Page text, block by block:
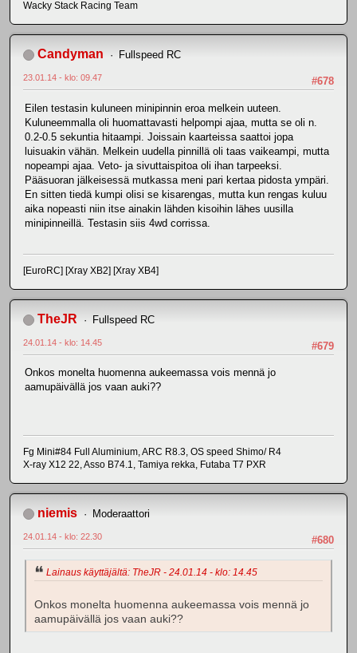
Wacky Stack Racing Team
Candyman Fullspeed RC
#678
23.01.14 - klo: 09.47
Eilen testasin kuluneen minipinnin eroa melkein uuteen.
Kuluneemmalla oli huomattavasti helpompi ajaa, mutta se oli n.
0.2-0.5 sekuntia hitaampi. Joissain kaarteissa saattoi jopa
luisuakin vähän. Melkein uudella pinnillä oli taas vaikeampi, mutta
nopeampi ajaa. Veto- ja sivuttaispitoa oli ihan tarpeeksi.
Pääsuoran jälkeisessä mutkassa meni pari kertaa pidosta ympäri.
En sitten tiedä kumpi olisi se kisarengas, mutta kun rengas kuluu
aika nopeasti niin itse ainakin lähden kisoihin lähes uusilla
minipinneillä. Testasin siis 4wd corrissa.
[EuroRC] [Xray XB2] [Xray XB4]
TheJR Fullspeed RC
#679
24.01.14 - klo: 14.45
Onkos monelta huomenna aukeemassa vois mennä jo
aamupäivällä jos vaan auki??
Fg Mini#84 Full Aluminium, ARC R8.3, OS speed Shimo/ R4
X-ray X12 22, Asso B74.1, Tamiya rekka, Futaba T7 PXR
niemis Moderaattori
#680
24.01.14 - klo: 22.30
Lainaus käyttäjältä: TheJR - 24.01.14 - klo: 14.45
Onkos monelta huomenna aukeemassa vois mennä jo
aamupäivällä jos vaan auki??